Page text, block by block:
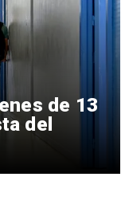
de 13
del